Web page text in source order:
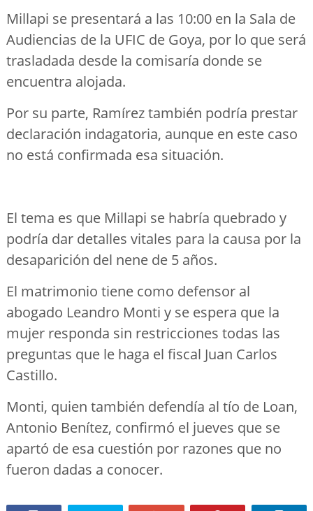
Millapi se presentará a las 10:00 en la Sala de
Audiencias de la UFIC de Goya, por lo que será
trasladada desde la comisaría donde se
encuentra alojada.
Por su parte, Ramírez también podría prestar
declaración indagatoria, aunque en este caso
no está confirmada esa situación.
El tema es que Millapi se habría quebrado y
podría dar detalles vitales para la causa por la
desaparición del nene de 5 años.
El matrimonio tiene como defensor al
abogado Leandro Monti y se espera que la
mujer responda sin restricciones todas las
preguntas que le haga el fiscal Juan Carlos
Castillo.
Monti, quien también defendía al tío de Loan,
Antonio Benítez, confirmó el jueves que se
apartó de esa cuestión por razones que no
fueron dadas a conocer.